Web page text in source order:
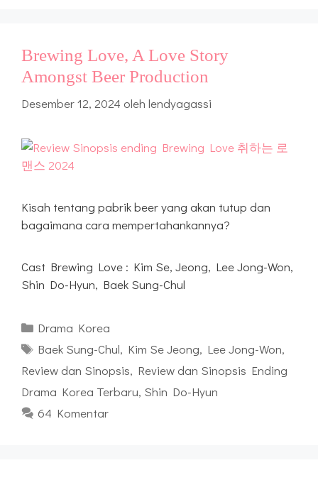
Brewing Love, A Love Story
Amongst Beer Production
Desember 12, 2024 oleh lendyagassi
Kisah tentang pabrik beer yang akan tutup dan
bagaimana cara mempertahankannya?
Cast Brewing Love : Kim Se, Jeong, Lee Jong-Won,
Shin Do-Hyun, Baek Sung-Chul
Kategori
Drama Korea
Tag
Baek Sung-Chul, Kim Se Jeong, Lee Jong-Won,
Review dan Sinopsis, Review dan Sinopsis Ending
Drama Korea Terbaru, Shin Do-Hyun
64 Komentar